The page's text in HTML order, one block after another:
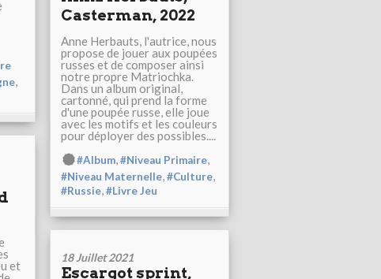
,
Casterman, 2022
Anne Herbauts, l'autrice, nous
propose de jouer aux poupées
russes et de composer ainsi
notre propre Matriochka.
Dans un album original,
cartonné, qui prend la forme
d'une poupée russe, elle joue
avec les motifs et les couleurs
pour déployer des possibles....
#Album #Niveau Primaire
#Niveau Maternelle,#Culture,
#Russie,#Livre Jeu
et
18 Juillet 2021
Escargot sprint,